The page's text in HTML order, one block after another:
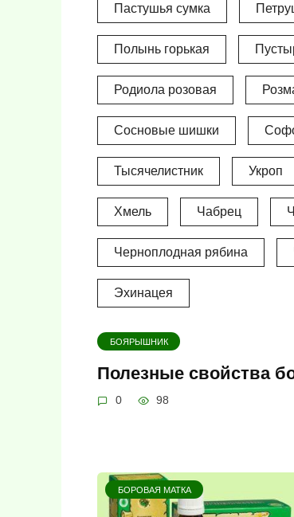
Пастушья сумка
Полынь горькая
Родиола розовая
Сосновые шишки
Тысячелистник Укроп
Хмель Чабрец
Черноплодная рябина
Эхинацея
БОЯРЫШНИК
Полезные свойства
0 98
БОРОВАЯ МАТКА